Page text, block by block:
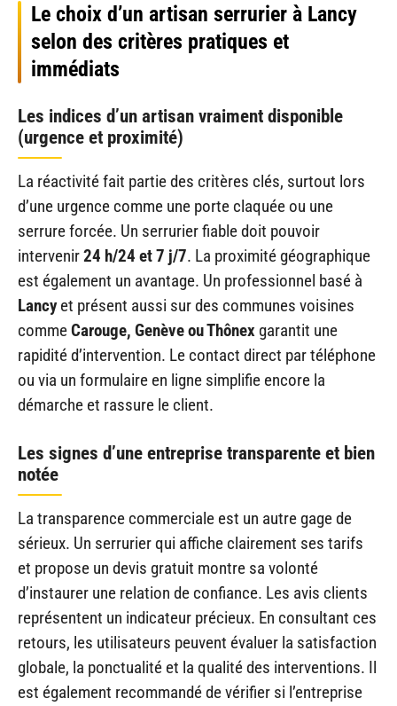
Le choix d’un artisan serrurier à Lancy
selon des critères pratiques et
immédiats
Les indices d’un artisan vraiment disponible
(urgence et proximité)
La réactivité fait partie des critères clés, surtout lors
d’une urgence comme une porte claquée ou une
serrure forcée. Un serrurier fiable doit pouvoir
intervenir24 h/24 et 7 j/7. La proximité géographique
est également un avantage. Un professionnel basé à
Lancyet présent aussi sur des communes voisines
commeCarouge, Genève ou Thônex garantit une
rapidité d’intervention. Le contact direct par téléphone
ou via un formulaire en ligne simplifie encore la
démarche et rassure le client.
Les signes d’une entreprise transparente et bien
notée
La transparence commerciale est un autre gage de
sérieux. Un serrurier qui affiche clairement ses tarifs
et propose un devis gratuit montre sa volonté
d’instaurer une relation de confiance. Les avis clients
représentent un indicateur précieux. En consultant ces
retours, les utilisateurs peuvent évaluer la satisfaction
globale, la ponctualité et la qualité des interventions. Il
est également recommandé de vérifier si l’entreprise